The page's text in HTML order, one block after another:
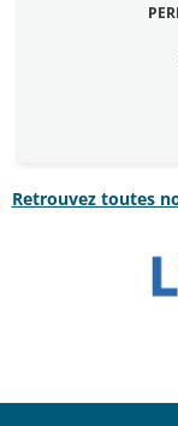
Retrouvez toutes